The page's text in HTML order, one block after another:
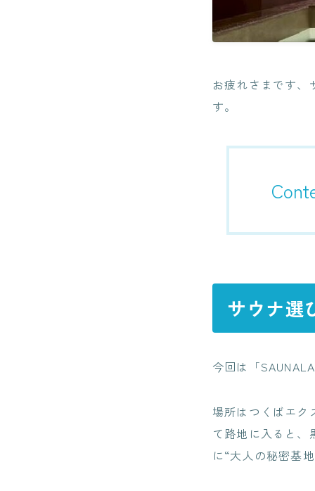
お疲れさまです
す。
サウナ選
今回は「
場所はつくばエク
て路地に入ると
に“大人の秘密基